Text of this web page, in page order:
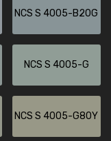
NCS S 4005-B20G
NCS S 4005-G
NCS S 4005-G80Y